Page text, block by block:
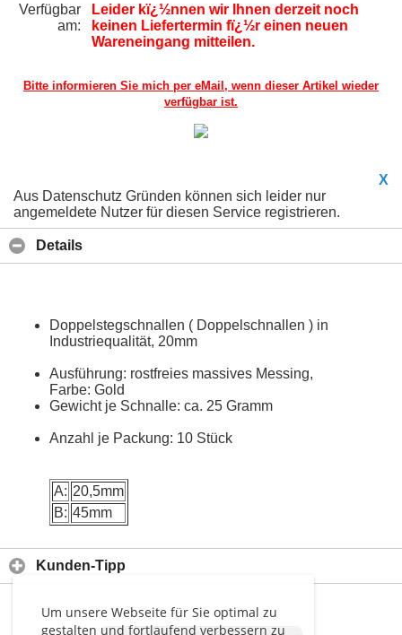
Um unsere Webseite für Sie optimal zu
gestalten und fortlaufend verbessern zu
Verfügbar
am:
Leider kï¿½nnen wir Ihnen derzeit noch
keinen Liefertermin fï¿½r einen neuen
Wareneingang mitteilen.
Bitte informieren Sie mich per eMail, wenn dieser Artikel wieder
verfügbar ist.
X
Aus Datenschutz Gründen können sich leider nur
angemeldete Nutzer für diesen Service registrieren.
Details
Doppelstegschnallen ( Doppelschnallen ) in
Industriequalität, 20mm
Ausführung: rostfreies massives Messing,
Farbe: Gold
Gewicht je Schnalle: ca. 25 Gramm
Anzahl je Packung: 10 Stück
A: 20,5mm
B: 45mm
Kunden-Tipp